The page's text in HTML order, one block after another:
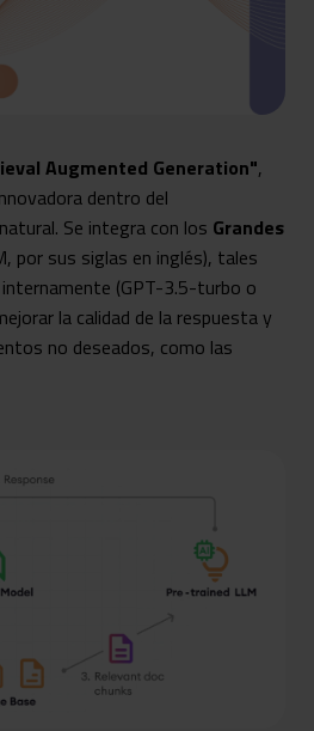
Augmented Generation",
dentro del
Se integra con los Grandes
por sus siglas en inglés), tales
(GPT-3.5-turbo o
la calidad de la respuesta y
no deseados, como las